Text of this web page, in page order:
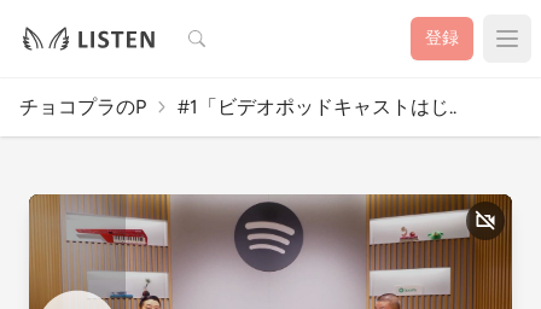
検索 登録
チョコプラのP #1「ビデオポッドキャストはじ..